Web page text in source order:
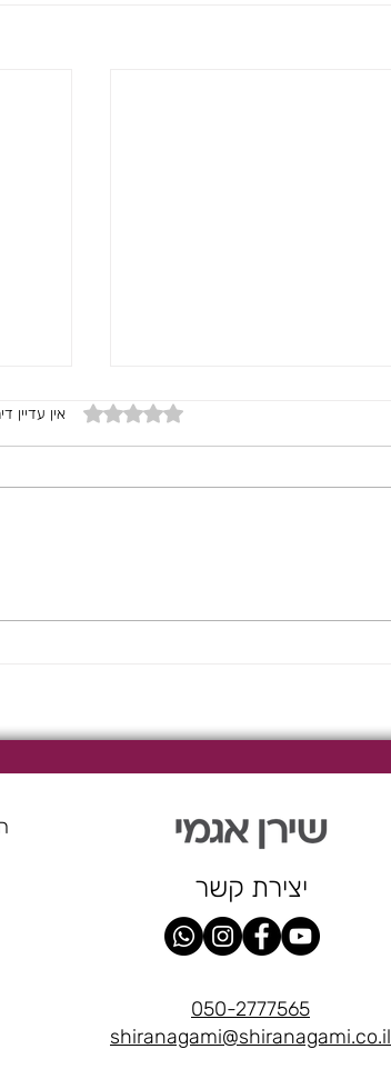
דירוג של 0 מתוך 5 כוכבים אין עדיין
יצירת קשר
050-2777565
shiranagami@shiranagami.co.il